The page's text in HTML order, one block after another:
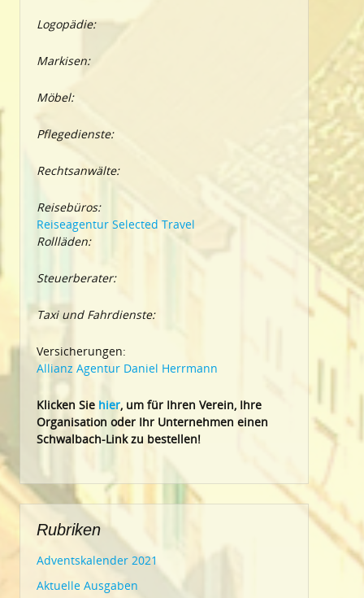
Logopädie:
Markisen:
Möbel:
Pflegedienste:
Rechtsanwälte:
Reisebüros:
Reiseagentur Selected Travel
Rollläden:
Steuerberater:
Taxi und Fahrdienste:
Versicherungen:
Allianz Agentur Daniel Herrmann
Klicken Sie hier, um für Ihren Verein, Ihre
Organisation oder Ihr Unternehmen einen
Schwalbach-Link zu bestellen!
Rubriken
Adventskalender 2021
Aktuelle Ausgaben